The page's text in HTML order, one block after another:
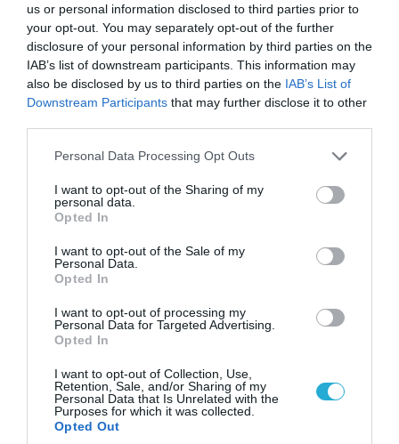
us or personal information disclosed to third parties prior to
your opt-out. You may separately opt-out of the further
disclosure of your personal information by third parties on the
IAB’s list of downstream participants. This information may
also be disclosed by us to third parties on the IAB’s List of
Downstream Participants that may further disclose it to other
Please note that this website/app uses one or more Google
not limited to your visit or usage behaviour. You may click to
grant or deny consent to Google and its third-party tags to
use your data for below specified purposes in below Google
consent section.
Personal Data Processing Opt Outs
I want to opt-out of the Sharing of my
personal data.
Opted In
I want to opt-out of the Sale of my
Personal Data.
Opted In
I want to opt-out of processing my
Personal Data for Targeted Advertising.
Opted In
I want to opt-out of Collection, Use,
Retention, Sale, and/or Sharing of my
Personal Data that Is Unrelated with the
Purposes for which it was collected.
Opted Out
«Επιχείρηση ελεύθερα πεζοδρόμια» στην
Αθήνα: Απομακρύνθηκαν παράνομα